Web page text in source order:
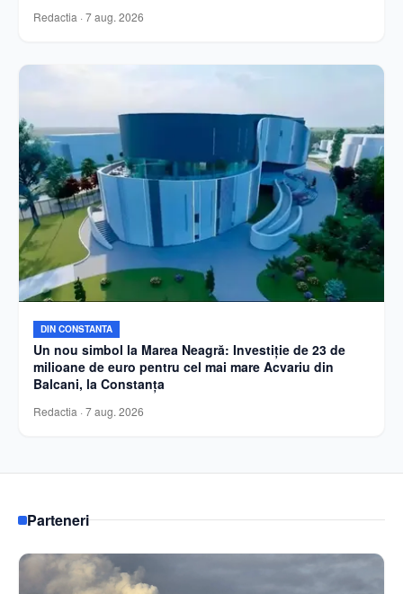
Redactia · 7 aug. 2026
DIN CONSTANTA
Un nou simbol la Marea Neagră: Investiție de 23 de
milioane de euro pentru cel mai mare Acvariu din
Balcani, la Constanța
Redactia · 7 aug. 2026
Parteneri